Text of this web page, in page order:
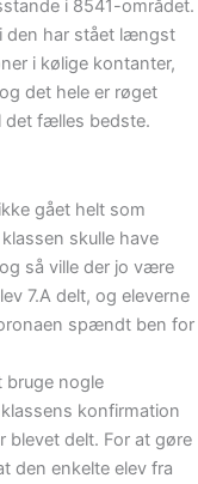
i 8541-området.
den har stået længst
i kølige kontanter,
det hele er røget
det fælles bedste.
gået helt som
skulle have
så ville der jo være
7.A delt, og eleverne
spændt ben for
bruge nogle
konfirmation
blevet delt. For at gøre
den enkelte elev fra